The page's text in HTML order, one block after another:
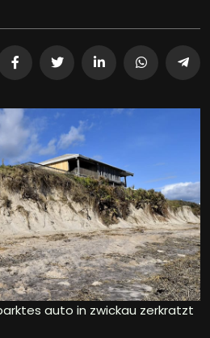
auto in zwickau zerkratzt